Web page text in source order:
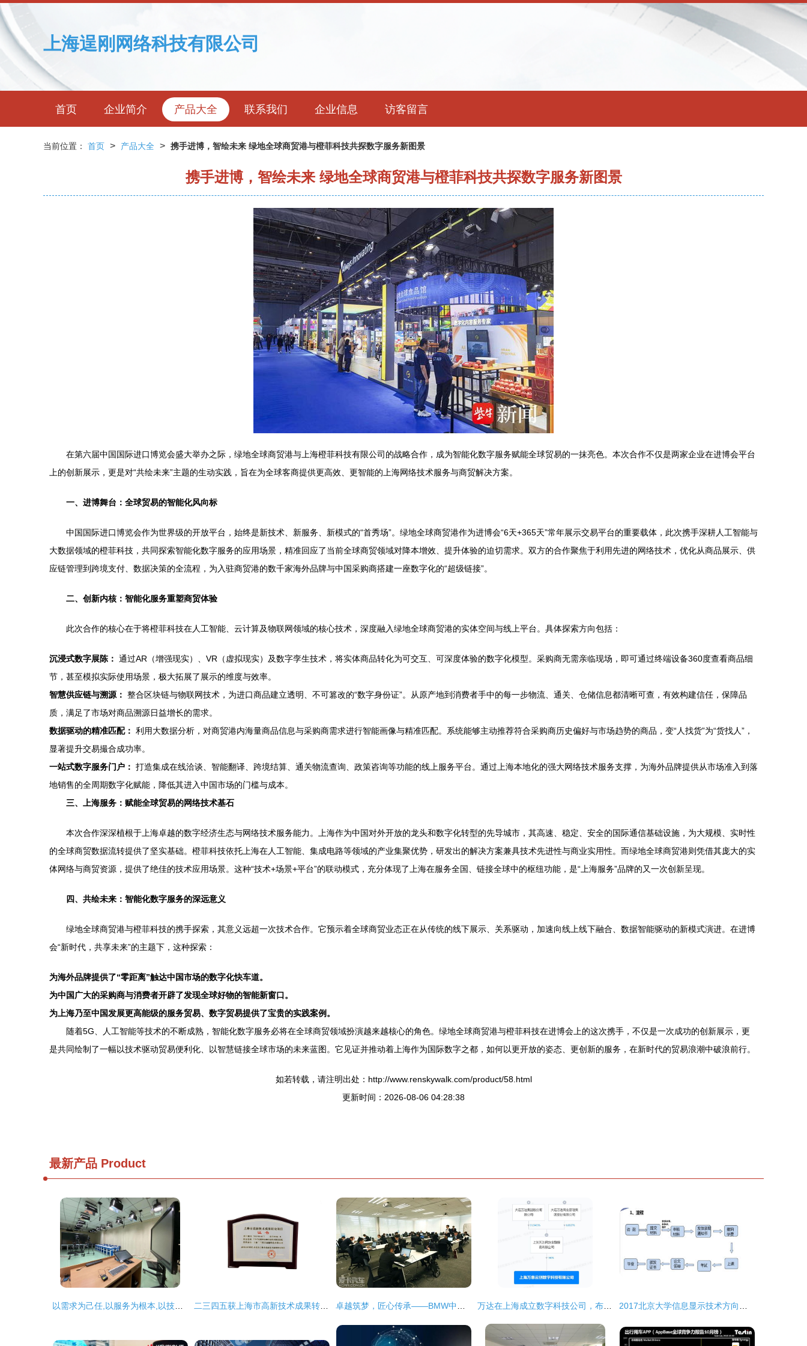
上海逞刚网络科技有限公司
首页 企业简介 产品大全 联系我们 企业信息 访客留言
当前位置： 首页 > 产品大全 > 携手进博，智绘未来 绿地全球商贸港与橙菲科技共探数字服务新图景
携手进博，智绘未来 绿地全球商贸港与橙菲科技共探数字服务新图景
在第六届中国国际进口博览会盛大举办之际，绿地全球商贸港与上海橙菲科技有限公司的战略合作，成为智能化数字服务赋能全球贸易的一抹亮色。本次合作不仅是两家企业在进博会平台
上的创新展示，更是对“共绘未来”主题的生动实践，旨在为全球客商提供更高效、更智能的上海网络技术服务与商贸解决方案。
一、进博舞台：全球贸易的智能化风向标
中国国际进口博览会作为世界级的开放平台，始终是新技术、新服务、新模式的“首秀场”。绿地全球商贸港作为进博会“6天+365天”常年展示交易平台的重要载体，此次携手深耕人工智能与
大数据领域的橙菲科技，共同探索智能化数字服务的应用场景，精准回应了当前全球商贸领域对降本增效、提升体验的迫切需求。双方的合作聚焦于利用先进的网络技术，优化从商品展示、供
应链管理到跨境支付、数据决策的全流程，为入驻商贸港的数千家海外品牌与中国采购商搭建一座数字化的“超级链接”。
二、创新内核：智能化服务重塑商贸体验
此次合作的核心在于将橙菲科技在人工智能、云计算及物联网领域的核心技术，深度融入绿地全球商贸港的实体空间与线上平台。具体探索方向包括：
沉浸式数字展陈： 通过AR（增强现实）、VR（虚拟现实）及数字孪生技术，将实体商品转化为可交互、可深度体验的数字化模型。采购商无需亲临现场，即可通过终端设备360度查看商品细
节，甚至模拟实际使用场景，极大拓展了展示的维度与效率。
智慧供应链与溯源： 整合区块链与物联网技术，为进口商品建立透明、不可篡改的“数字身份证”。从原产地到消费者手中的每一步物流、通关、仓储信息都清晰可查，有效构建信任，保障品
质，满足了市场对商品溯源日益增长的需求。
数据驱动的精准匹配： 利用大数据分析，对商贸港内海量商品信息与采购商需求进行智能画像与精准匹配。系统能够主动推荐符合采购商历史偏好与市场趋势的商品，变“人找货”为“货找人”，
显著提升交易撮合成功率。
一站式数字服务门户： 打造集成在线洽谈、智能翻译、跨境结算、通关物流查询、政策咨询等功能的线上服务平台。通过上海本地化的强大网络技术服务支撑，为海外品牌提供从市场准入到落
地销售的全周期数字化赋能，降低其进入中国市场的门槛与成本。
三、上海服务：赋能全球贸易的网络技术基石
本次合作深深植根于上海卓越的数字经济生态与网络技术服务能力。上海作为中国对外开放的龙头和数字化转型的先导城市，其高速、稳定、安全的国际通信基础设施，为大规模、实时性
的全球商贸数据流转提供了坚实基础。橙菲科技依托上海在人工智能、集成电路等领域的产业集聚优势，研发出的解决方案兼具技术先进性与商业实用性。而绿地全球商贸港则凭借其庞大的实
体网络与商贸资源，提供了绝佳的技术应用场景。这种“技术+场景+平台”的联动模式，充分体现了上海在服务全国、链接全球中的枢纽功能，是“上海服务”品牌的又一次创新呈现。
四、共绘未来：智能化数字服务的深远意义
绿地全球商贸港与橙菲科技的携手探索，其意义远超一次技术合作。它预示着全球商贸业态正在从传统的线下展示、关系驱动，加速向线上线下融合、数据智能驱动的新模式演进。在进博
会“新时代，共享未来”的主题下，这种探索：
为海外品牌提供了“零距离”触达中国市场的数字化快车道。
为中国广大的采购商与消费者开辟了发现全球好物的智能新窗口。
为上海乃至中国发展更高能级的服务贸易、数字贸易提供了宝贵的实践案例。
随着5G、人工智能等技术的不断成熟，智能化数字服务必将在全球商贸领域扮演越来越核心的角色。绿地全球商贸港与橙菲科技在进博会上的这次携手，不仅是一次成功的创新展示，更
是共同绘制了一幅以技术驱动贸易便利化、以智慧链接全球市场的未来蓝图。它见证并推动着上海作为国际数字之都，如何以更开放的姿态、更创新的服务，在新时代的贸易浪潮中破浪前行。
如若转载，请注明出处：http://www.renskywalk.com/product/58.html
更新时间：2026-08-06 04:28:38
最新产品 Product